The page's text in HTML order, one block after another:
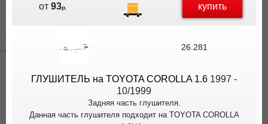
от93р. купить
26.281
ГЛУШИТЕЛЬ на TOYOTA COROLLA 1.6 1997 -
10/1999
Задняя часть глушителя.
Данная часть глушителя подходит на TOYOTA COROLLA